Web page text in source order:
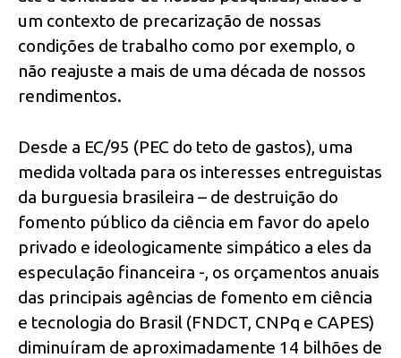
um contexto de precarização de nossas
condições de trabalho como por exemplo, o
não reajuste a mais de uma década de nossos
rendimentos.
Desde a EC/95 (PEC do teto de gastos), uma
medida voltada para os interesses entreguistas
da burguesia brasileira – de destruição do
fomento público da ciência em favor do apelo
privado e ideologicamente simpático a eles da
especulação financeira -, os orçamentos anuais
das principais agências de fomento em ciência
e tecnologia do Brasil (FNDCT, CNPq e CAPES)
diminuíram de aproximadamente 14 bilhões de